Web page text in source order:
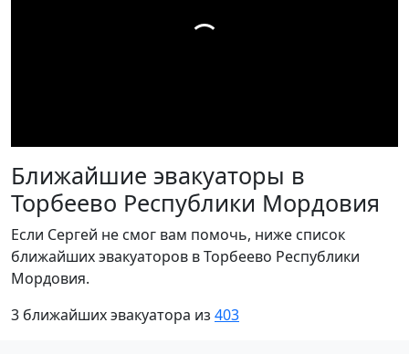
Ближайшие эвакуаторы в
Торбеево Республики Мордовия
Если Сергей не смог вам помочь, ниже список
ближайших эвакуаторов в Торбеево Республики
Мордовия.
3 ближайших эвакуатора из 403